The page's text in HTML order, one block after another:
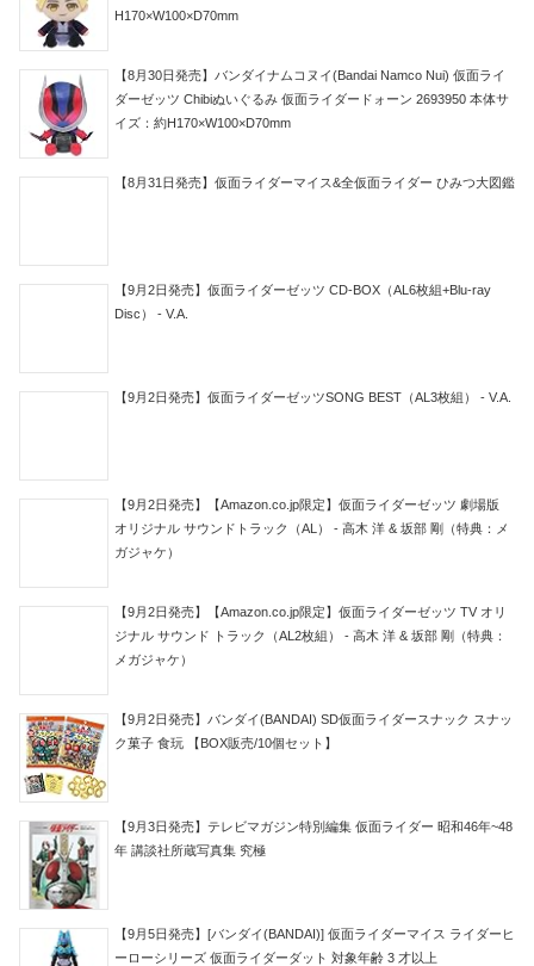
H170×W100×D70mm
【8月30日発売】バンダイナムコヌイ(Bandai Namco Nui) 仮面ライ
ダーゼッツ Chibiぬいぐるみ 仮面ライダードォーン 2693950 本体サ
イズ：約H170×W100×D70mm
【8月31日発売】仮面ライダーマイス&全仮面ライダー ひみつ大図鑑
【9月2日発売】仮面ライダーゼッツ CD-BOX（AL6枚組+Blu-ray
Disc） - V.A.
【9月2日発売】仮面ライダーゼッツSONG BEST（AL3枚組） - V.A.
【9月2日発売】【Amazon.co.jp限定】仮面ライダーゼッツ 劇場版
オリジナル サウンドトラック（AL） - 高木 洋 & 坂部 剛（特典：メ
ガジャケ）
【9月2日発売】【Amazon.co.jp限定】仮面ライダーゼッツ TV オリ
ジナル サウンド トラック（AL2枚組） - 高木 洋 & 坂部 剛（特典：
メガジャケ）
【9月2日発売】バンダイ(BANDAI) SD仮面ライダースナック スナッ
ク菓子 食玩 【BOX販売/10個セット】
【9月3日発売】テレビマガジン特別編集 仮面ライダー 昭和46年~48
年 講談社所蔵写真集 究極
【9月5日発売】[バンダイ(BANDAI)] 仮面ライダーマイス ライダーヒ
ーローシリーズ 仮面ライダーダット 対象年齢 3 才以上